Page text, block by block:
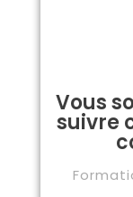
Vous
suivre